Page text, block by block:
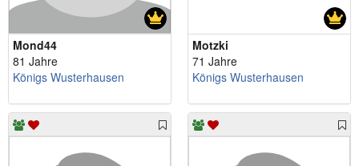
Mond44
81 Jahre
Königs Wusterhausen
Motzki
71 Jahre
Königs Wusterhausen